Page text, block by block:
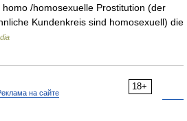
/homosexuelle Prostitution (der
Kundenkreis sind homosexuell) die
18+
на сайте